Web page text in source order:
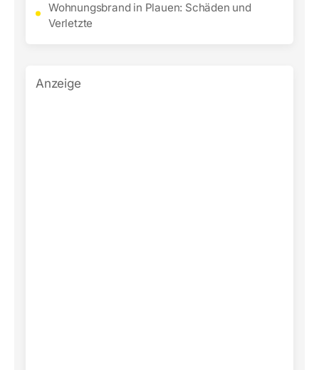
Wohnungsbrand in Plauen: Schäden und
Verletzte
Anzeige